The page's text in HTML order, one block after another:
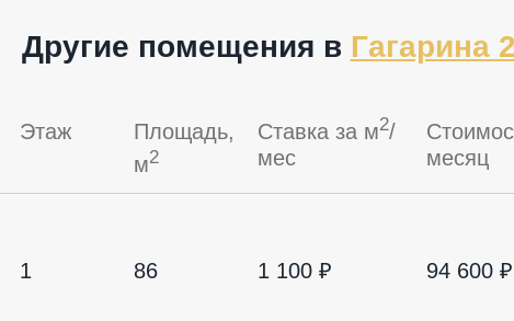
Другие помещения в Гагарина 2
Этаж
Площадь,
м2
Ставка за м2/
мес
месяц
1 86 1 100 ₽ 94 600 ₽